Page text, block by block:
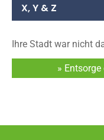
X, Y & Z
Ihre Stadt war nicht
»